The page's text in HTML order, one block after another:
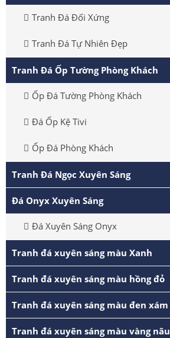
Tranh Đá Đối Xứng
Tranh Đá Tự Nhiên Đẹp
Tranh Đá Ốp Tường Phòng Khách
Ốp Đá Tường Phòng Khách
Đá Ốp Kệ Tivi
Ốp Đá Phòng Khách
Tranh Đá Ngọc Xuyên Sáng
Đá Onyx Xuyên Sáng
Đá Xuyên Sáng Onyx
Tranh đá xuyên sáng màu Xanh
Tranh đá xuyên sáng màu hồng đỏ
Tranh đá xuyên sáng màu đen xám
Tranh đá xuyên sáng màu vàng nâu